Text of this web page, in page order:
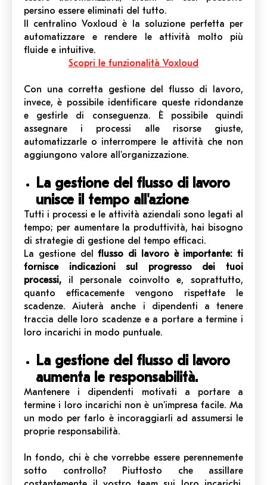
persino essere eliminati del tutto.
Il centralino Voxloud è la soluzione perfetta per
automatizzare e rendere le attività molto più
fluide e intuitive.
Scopri le funzionalità Voxloud
Con una corretta gestione del flusso di lavoro,
invece, è possibile identificare queste ridondanze
e gestirle di conseguenza. È possibile quindi
assegnare i processi alle risorse giuste,
automatizzarle o interrompere le attività che non
aggiungono valore all'organizzazione.
La gestione del flusso di lavoro
unisce il tempo all'azione
Tutti i processi e le attività aziendali sono legati al
tempo; per aumentare la produttività, hai bisogno
di strategie di gestione del tempo efficaci.
La gestione delflusso di lavoro è importante: ti
fornisce indicazioni sul progresso dei tuoi
processi, il personale coinvolto e, soprattutto,
quanto efficacemente vengono rispettate le
scadenze. Aiuterà anche i dipendenti a tenere
traccia delle loro scadenze e a portare a termine i
loro incarichi in modo puntuale.
La gestione del flusso di lavoro
aumenta le responsabilità.
Mantenere i dipendenti motivati a portare a
termine i loro incarichi non è un'impresa facile. Ma
un modo per farlo è incoraggiarli ad assumersi le
proprie responsabilità.
In fondo, chi è che vorrebbe essere perennemente
sotto controllo? Piuttosto che assillare